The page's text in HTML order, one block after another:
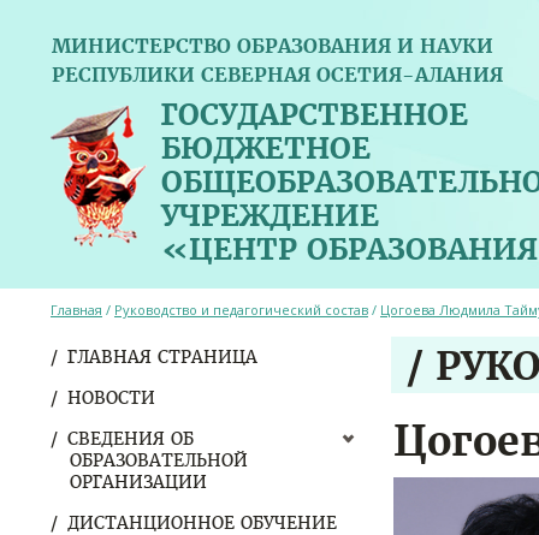
МИНИСТЕРСТВО ОБРАЗОВАНИЯ И НАУКИ
РЕСПУБЛИКИ СЕВЕРНАЯ ОСЕТИЯ-АЛАНИЯ
ГОСУДАРСТВЕННОЕ
БЮДЖЕТНОЕ
УЧРЕЖДЕНИЕ
«ЦЕНТР
ГЛАВНАЯ СТРАНИЦА
НОВОСТИ
СВЕДЕНИЯ ОБ
ОБРАЗОВАТЕЛЬНОЙ
ОРГАНИЗАЦИИ
ДИСТАНЦИОННОЕ ОБУЧЕНИЕ
Главная / Руководство и педагогический состав / Цогоева Людмила
/